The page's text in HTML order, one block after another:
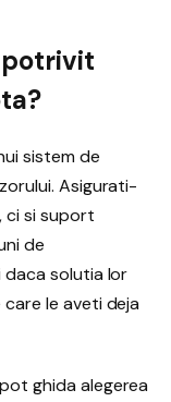
sistem de
Asigurati-
ci si suport
de
daca solutia lor
le aveti deja
ghida alegerea